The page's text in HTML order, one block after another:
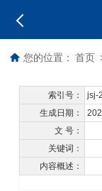
您的位置： 首页
索引号： jsj-
生成日期：
文 号：
关键词：
内容概述：